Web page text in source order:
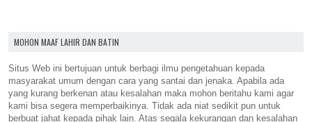
MOHON MAAF LAHIR DAN BATIN
Situs Web ini bertujuan untuk berbagi ilmu pengetahuan kepada
masyarakat umum dengan cara yang santai dan jenaka. Apabila ada
yang kurang berkenan atau kesalahan maka mohon beritahu kami agar
kami bisa segera memperbaikinya. Tidak ada niat sedikit pun untuk
berbuat jahat kepada pihak lain. Atas segala kekurangan dan kesalahan